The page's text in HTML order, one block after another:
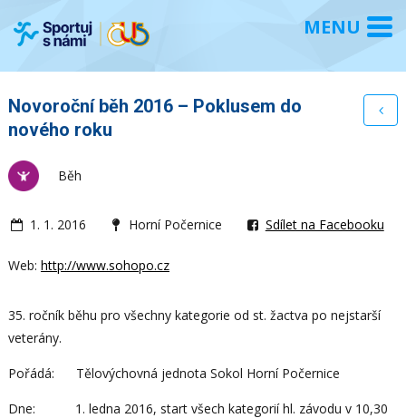
Novoroční běh 2016 – Poklusem do
nového roku
Běh
1. 1. 2016 Horní Počernice Sdílet na Facebooku
Web: http://www.sohopo.cz
35. ročník běhu pro všechny kategorie od st. žactva po nejstarší
veterány.
Pořádá: Tělovýchovná jednota Sokol Horní Počernice
Dne: 1. ledna 2016, start všech kategorií hl. závodu v 10,30